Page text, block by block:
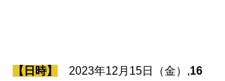
【日時】 2023年12月15日（金）,16